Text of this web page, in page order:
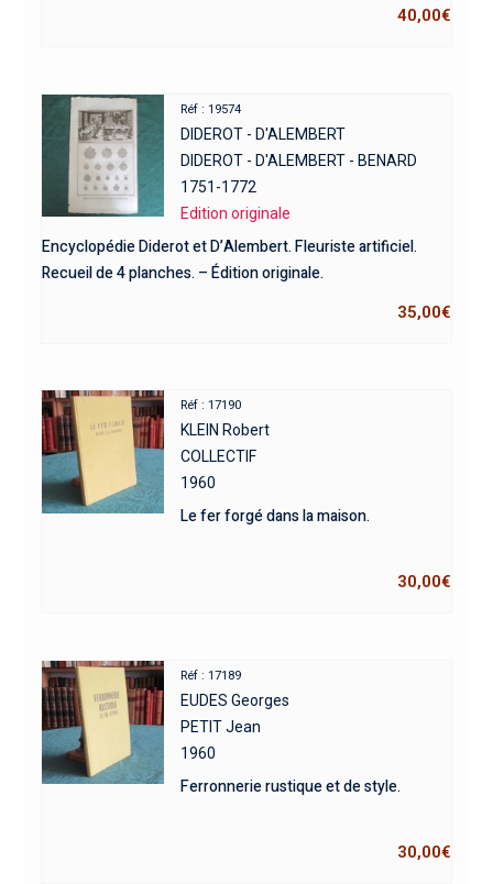
40,00€
Réf : 19574
DIDEROT - D'ALEMBERT
DIDEROT - D'ALEMBERT - BENARD
1751-1772
Edition originale
Encyclopédie Diderot et D’Alembert. Fleuriste artificiel.
Recueil de 4 planches. – Édition originale.
35,00€
Réf : 17190
KLEIN Robert
COLLECTIF
1960
Le fer forgé dans la maison.
30,00€
Réf : 17189
EUDES Georges
PETIT Jean
1960
Ferronnerie rustique et de style.
30,00€